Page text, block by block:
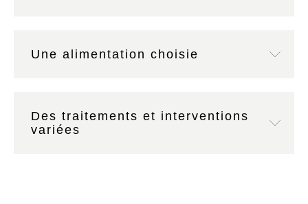
Une alimentation choisie
Des traitements et interventions
variées